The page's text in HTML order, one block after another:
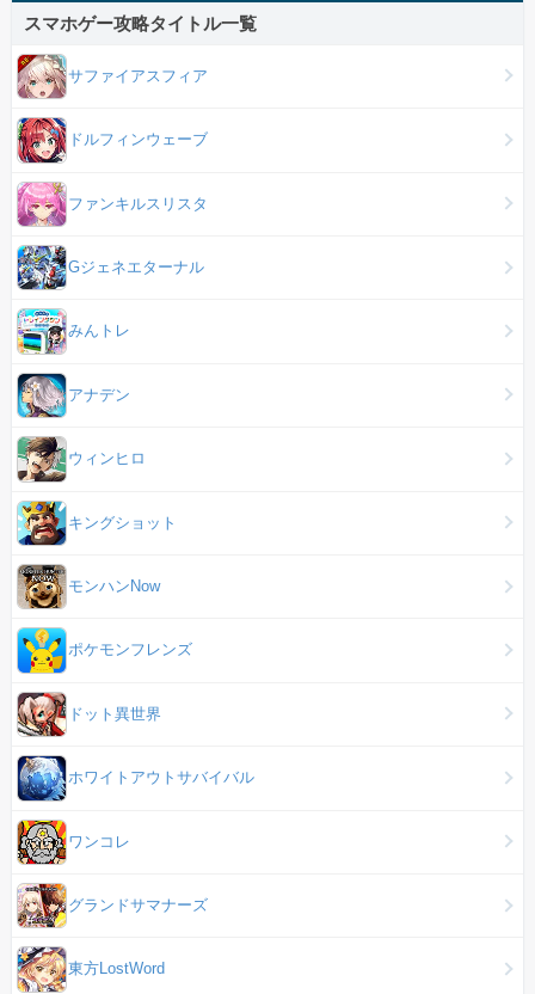
スマホゲー攻略タイトル一覧
サファイアスフィア
ドルフィンウェーブ
ファンキルスリスタ
Gジェネエターナル
みんトレ
アナデン
ウィンヒロ
キングショット
モンハンNow
ポケモンフレンズ
ドット異世界
ホワイトアウトサバイバル
ワンコレ
グランドサマナーズ
東方LostWord